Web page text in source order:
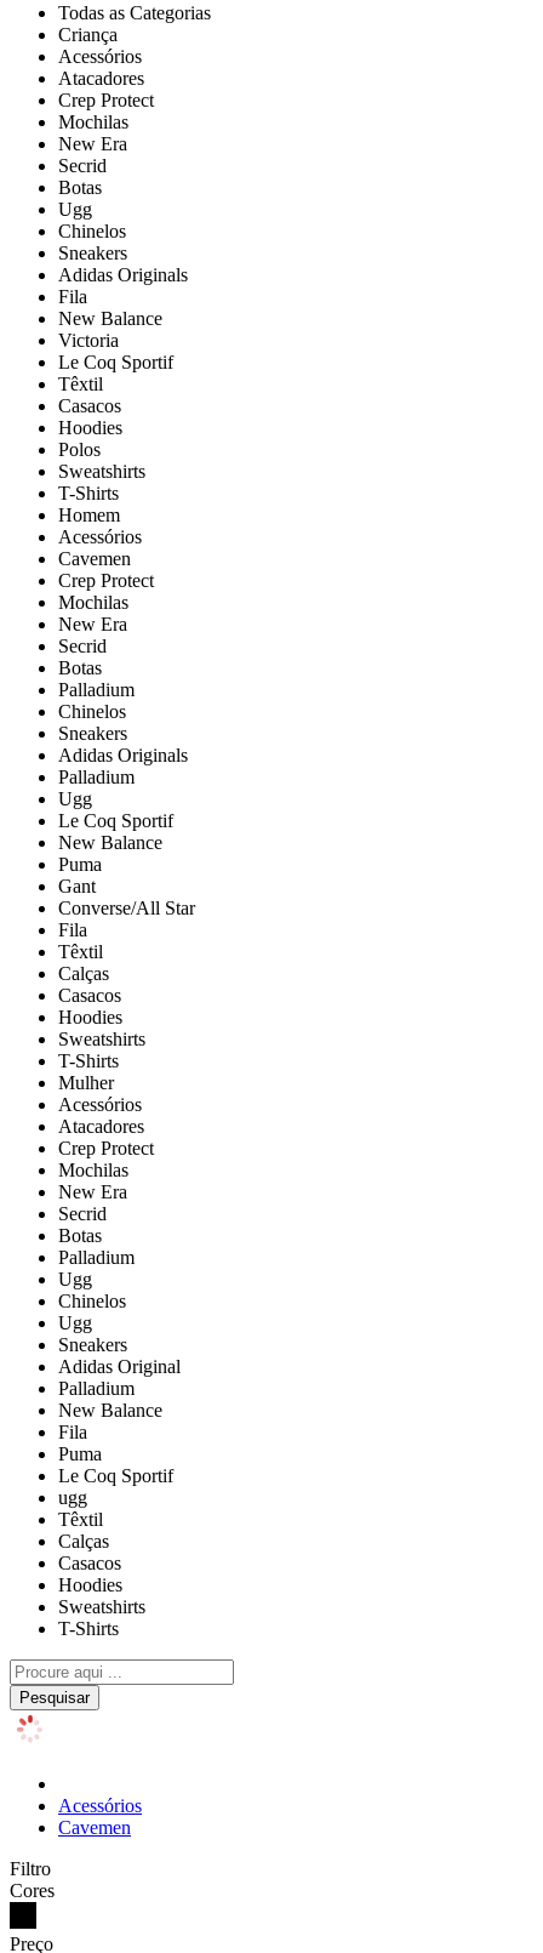
Todas as Categorias
Criança
Acessórios
Atacadores
Crep Protect
Mochilas
New Era
Secrid
Botas
Ugg
Chinelos
Sneakers
Adidas Originals
Fila
New Balance
Victoria
Le Coq Sportif
Têxtil
Casacos
Hoodies
Polos
Sweatshirts
T-Shirts
Homem
Acessórios
Cavemen
Crep Protect
Mochilas
New Era
Secrid
Botas
Palladium
Chinelos
Sneakers
Adidas Originals
Palladium
Ugg
Le Coq Sportif
New Balance
Puma
Gant
Converse/All Star
Fila
Têxtil
Calças
Casacos
Hoodies
Sweatshirts
T-Shirts
Mulher
Acessórios
Atacadores
Crep Protect
Mochilas
New Era
Secrid
Botas
Palladium
Ugg
Chinelos
Ugg
Sneakers
Adidas Original
Palladium
New Balance
Fila
Puma
Le Coq Sportif
ugg
Têxtil
Calças
Casacos
Hoodies
Sweatshirts
T-Shirts
Pesquisar
Acessórios
Cavemen
Filtro
Cores
Preço